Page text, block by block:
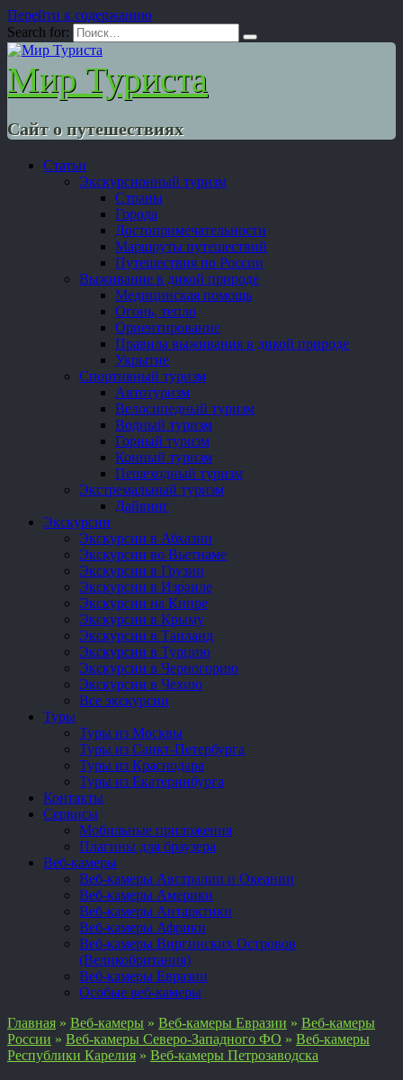
Перейти к содержанию
Search for:
Мир Туриста
Сайт о путешествиях
Статьи
Экскурсионный туризм
Страны
Города
Достопримечательности
Маршруты путешествий
Путешествия по России
Выживание в дикой природе
Медицинская помощь
Огонь, тепло
Ориентирование
Правила выживания в дикой природе
Укрытие
Спортивный туризм
Автотуризм
Велосипедный туризм
Водный туризм
Горный туризм
Конный туризм
Пешеходный туризм
Экстремальный туризм
Дайвинг
Экскурсии
Экскурсии в Абхазии
Экскурсии во Вьетнаме
Экскурсии в Грузии
Экскурсии в Израиле
Экскурсии на Кипре
Экскурсии в Крыму
Экскурсии в Таиланд
Экскурсии в Турцию
Экскурсии в Черногорию
Экскурсии в Чехию
Все экскурсии
Туры
Туры из Москвы
Туры из Санкт-Петербурга
Туры из Краснодара
Туры из Екатеринбурга
Контакты
Сервисы
Мобильные приложения
Плагины для браузера
Веб-камеры
Веб-камеры Австралии и Океании
Веб-камеры Америки
Веб-камеры Антарктики
Веб-камеры Африки
Веб-камеры Виргинских Островов
(Великобритания)
Веб-камеры Евразии
Особые веб-камеры
Главная » Веб-камеры » Веб-камеры Евразии » Веб-камеры
России » Веб-камеры Северо-Западного ФО » Веб-камеры
Республики Карелия » Веб-камеры Петрозаводска